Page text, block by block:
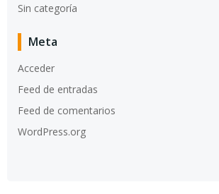
Sin categoría
Meta
Acceder
Feed de entradas
Feed de comentarios
WordPress.org